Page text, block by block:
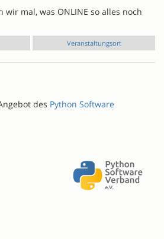
wir mal, was ONLINE so alles noch
Veranstaltungsort
des Python Software